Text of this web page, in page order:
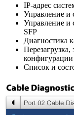
IP-адрес
Управление и
Управление и
SFP
Диагностика
конфигурации
Список и